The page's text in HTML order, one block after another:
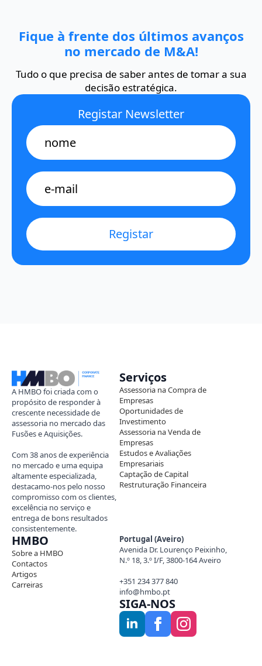
Fique à frente dos últimos avanços
no mercado de M&A!
Tudo o que precisa de saber antes de tomar a sua
decisão estratégica.
Registar Newsletter
Name
E-
mail
*
Registar
A HMBO foi criada com o
propósito de responder à
crescente necessidade de
assessoria no mercado das
Fusões e Aquisições.
Com 38 anos de experiência
no mercado e uma equipa
altamente especializada,
destacamo-nos pelo nosso
compromisso com os clientes,
excelência no serviço e
entrega de bons resultados
consistentemente.
Serviços
Assessoria na Compra de
Empresas
Oportunidades de
Investimento
Assessoria na Venda de
Empresas
Estudos e Avaliações
Empresariais
Captação de Capital
Restruturação Financeira
HMBO
Sobre a HMBO
Contactos
Artigos
Carreiras
Portugal (Aveiro)
Avenida Dr. Lourenço Peixinho,
N.º 18, 3.º I/F, 3800-164 Aveiro
+351 234 377 840
info@hmbo.pt
SIGA-NOS